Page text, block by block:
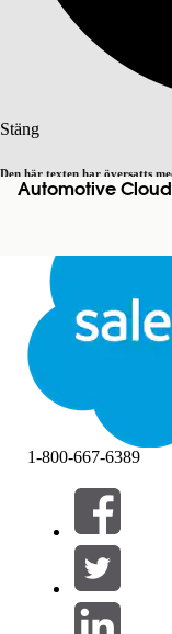
Stäng
Den här texten har översatts
. Byt till engelska Inte
StängStäng
Automotive Cloud
Filter (0)
VÄLJ FILTER
Produktområde
1-800-667-6389